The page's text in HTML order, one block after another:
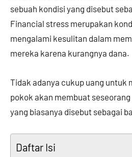
sebuah kondisi yang disebut
Financial stress merupakan
mengalami kesulitan dalam
mereka karena kurangnya dana.
Tidak adanya cukup uang untuk
pokok akan membuat
yang biasanya disebut sebagai
Daftar Isi